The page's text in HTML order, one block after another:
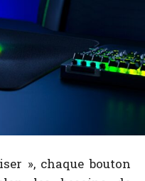
», chaque bouton